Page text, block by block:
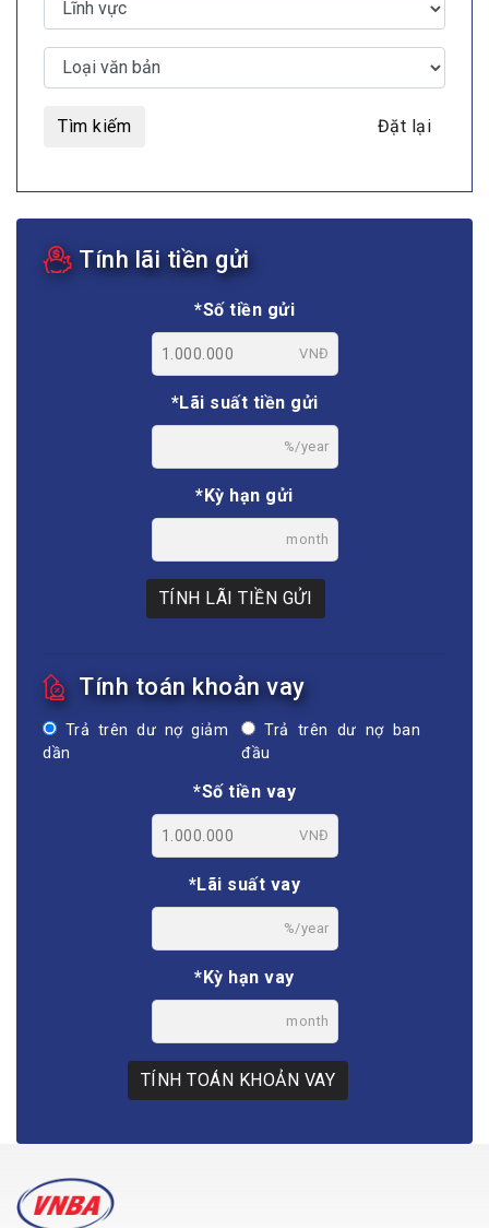
Tìm kiếm Đặt lại
Tính lãi tiền gửi
*Số tiền gửi
VNĐ
*Lãi suất tiền gửi
%/year
*Kỳ hạn gửi
month
TÍNH LÃI TIỀN GỬI
Tính toán khoản vay
Trả trên dư nợ giảm
dần
Trả trên dư nợ ban
đầu
*Số tiền vay
VNĐ
*Lãi suất vay
%/year
*Kỳ hạn vay
month
TÍNH TOÁN KHOẢN VAY